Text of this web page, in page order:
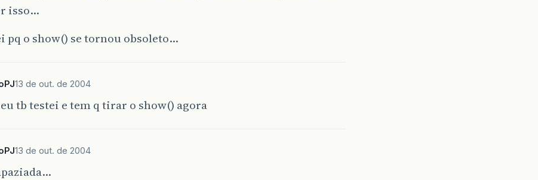
isso…
pq o show() se tornou obsoleto…
13 de out. de 2004
tb testei e tem q tirar o show() agora
13 de out. de 2004